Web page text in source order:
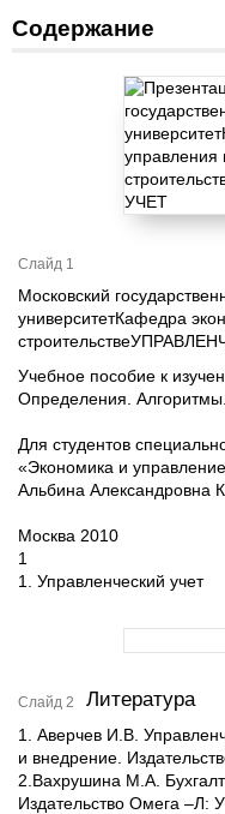
Содержание
Слайд 1
Московский
университетКафедра
Учебное пособие к
Определения.
Для студентов
«Экономика и
Альбина Александровна
Москва 2010
1
1. Управленческий учет
Слайд 2 Литература
1. Аверчев И.В.
и внедрение.
2.Вахрушина М.А.
Издательство Омега –Л: